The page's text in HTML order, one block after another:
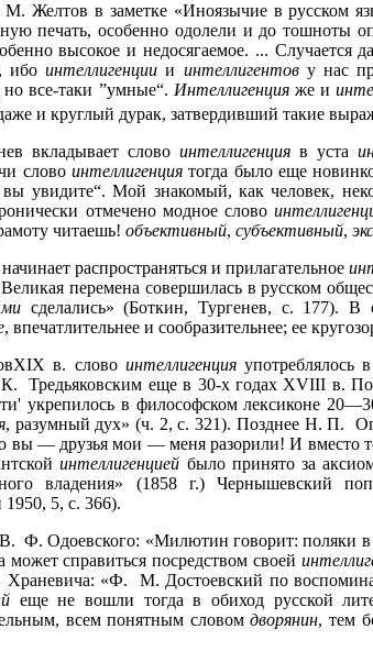
Желтов в заметке «Иноязычие в русском
печать, особенно одолели и до тошноты
высокое и недосягаемое. ... Случается
ибоинтеллигенции и интеллигентову нас
но все-таки ”умные“. Интеллигенцияже и
и круглый дурак, затвердивший такие
вкладывает словоинтеллигенция в уста
словоинтеллигенция тогда было еще
вы увидите“. Мой знакомый, как человек,
отмечено модное слово
читаешь! объективный, субъективный,
распространяться и прилагательное
перемена совершилась в русском
сделались» (Боткин, Тургенев, с. 177). В
, впечатлительнее и сообразительнее; ее
XIX в. слово интеллигенцияупотреблялось
Тредьяковским еще в 30-х годах XVIII в.
укрепилось в философском лексиконе
, разумный дух» (ч. 2, с. 321). Позднее Н. П.
вы — друзья мои — меня разорили! И вместо
интеллигенцией было принято за
владения» (1858 г.) Чернышевский
5, с. 366).
Ф. Одоевского: «Милютин говорит: поляки в
может справиться посредством своей
«Ф. М. Достоевский по
еще не вошли тогда в обиход русской
всем понятным словомдворянин, тем